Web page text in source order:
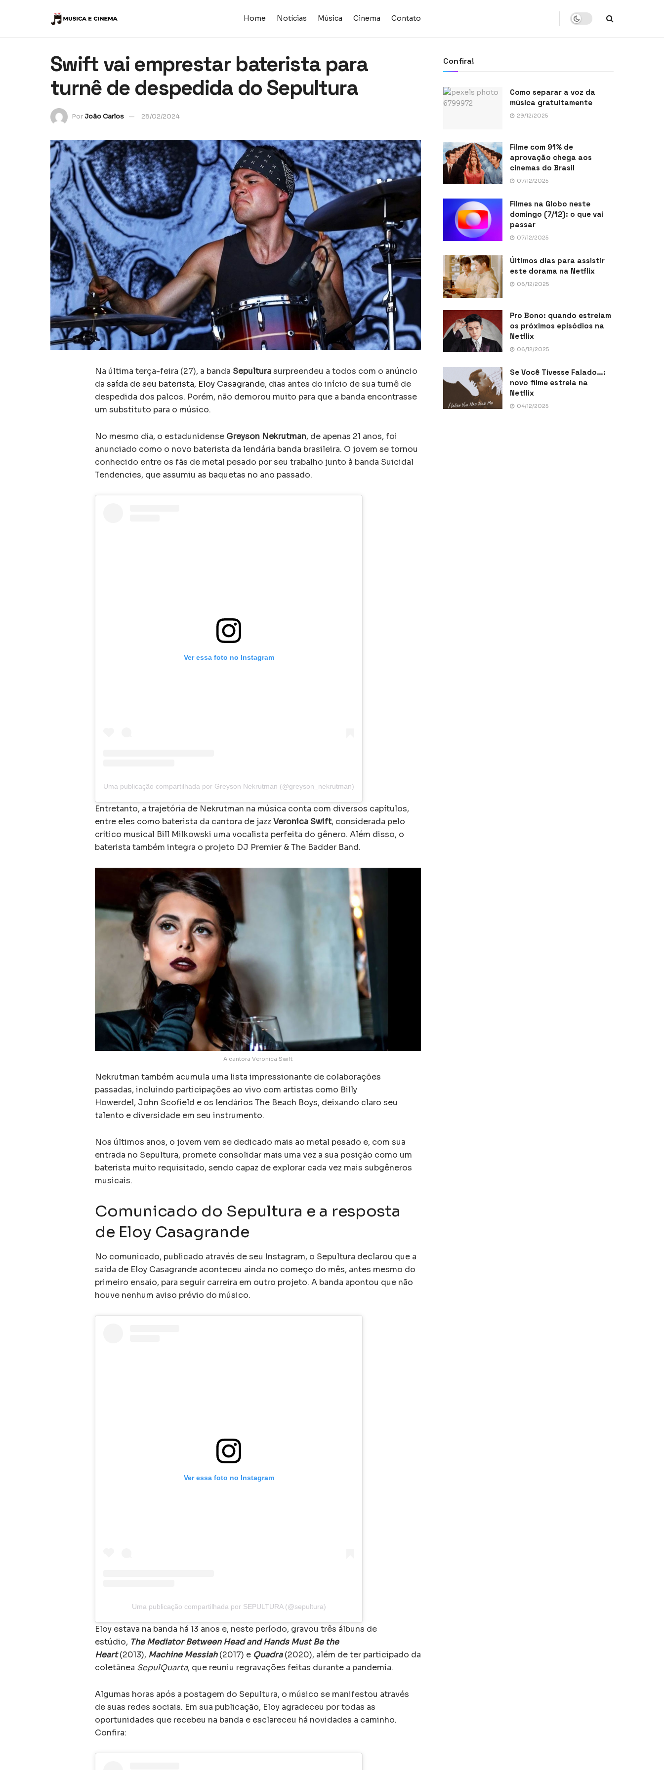
Home Notícias Música Cinema Contato
Swift vai emprestar baterista para
turnê de despedida do Sepultura
PorJoão Carlos 28/02/2024
Na última terça-feira (27), a banda Sepulturasurpreendeu a todos com o anúncio
da saída de seu baterista, Eloy Casagrande, dias antes do início de sua turnê de
despedida dos palcos. Porém, não demorou muito para que a banda encontrasse
um substituto para o músico.
No mesmo dia, o estadunidense Greyson Nekrutman, de apenas 21 anos, foi
anunciado como o novo baterista da lendária banda brasileira. O jovem se tornou
conhecido entre os fãs de metal pesado por seu trabalho junto à banda Suicidal
Tendencies, que assumiu as baquetas no ano passado.
Ver essa foto no Instagram
Uma publicação compartilhada por Greyson Nekrutman (@greyson_nekrutman)
Entretanto, a trajetória de Nekrutman na música conta com diversos capítulos,
entre eles como baterista da cantora de jazz Veronica Swift, considerada pelo
crítico musical Bill Milkowski uma vocalista perfeita do gênero. Além disso, o
baterista também integra o projeto DJ Premier & The Badder Band.
A cantora Veronica Swift
Nekrutman também acumula uma lista impressionante de colaborações
passadas, incluindo participações ao vivo com artistas como Billy
Howerdel, John Scofield e os lendários The Beach Boys, deixando claro seu
talento e diversidade em seu instrumento.
Nos últimos anos, o jovem vem se dedicado mais ao metal pesado e, com sua
entrada no Sepultura, promete consolidar mais uma vez a sua posição como um
baterista muito requisitado, sendo capaz de explorar cada vez mais subgêneros
musicais.
Comunicado do Sepultura e a resposta
de Eloy Casagrande
No comunicado, publicado através de seu Instagram, o Sepultura declarou que a
saída de Eloy Casagrande aconteceu ainda no começo do mês, antes mesmo do
primeiro ensaio, para seguir carreira em outro projeto. A banda apontou que não
houve nenhum aviso prévio do músico.
Ver essa foto no Instagram
Uma publicação compartilhada por SEPULTURA (@sepultura)
Eloy estava na banda há 13 anos e, neste período, gravou três álbuns de
estúdio, The Mediator Between Head and Hands Must Be the
Heart(2013), Machine Messiah(2017) e Quadra(2020), além de ter participado da
coletânea SepulQuarta, que reuniu regravações feitas durante a pandemia.
Algumas horas após a postagem do Sepultura, o músico se manifestou através
de suas redes sociais. Em sua publicação, Eloy agradeceu por todas as
oportunidades que recebeu na banda e esclareceu há novidades a caminho.
Confira:
Confira!
Como separar a voz da
música gratuitamente
29/12/2025
Filme com 91% de
aprovação chega aos
cinemas do Brasil
07/12/2025
Filmes na Globo neste
domingo (7/12): o que vai
passar
07/12/2025
Últimos dias para assistir
este dorama na Netflix
06/12/2025
Pro Bono: quando estreiam
os próximos episódios na
Netflix
06/12/2025
Se Você Tivesse Falado…:
novo filme estreia na
Netflix
04/12/2025